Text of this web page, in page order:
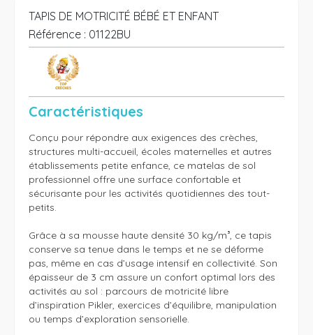
TAPIS DE MOTRICITÉ BÉBÉ ET ENFANT
Référence : 01122BU
Caractéristiques
Conçu pour répondre aux exigences des crèches,
structures multi-accueil, écoles maternelles et autres
établissements petite enfance, ce matelas de sol
professionnel offre une surface confortable et
sécurisante pour les activités quotidiennes des tout-
petits.
Grâce à sa mousse haute densité 30 kg/m³, ce tapis
conserve sa tenue dans le temps et ne se déforme
pas, même en cas d’usage intensif en collectivité. Son
épaisseur de 3 cm assure un confort optimal lors des
activités au sol : parcours de motricité libre
d’inspiration Pikler, exercices d’équilibre, manipulation
ou temps d’exploration sensorielle.